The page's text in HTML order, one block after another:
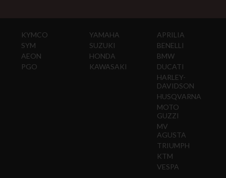
KYMCO
SYM
AEON
PGO
YAMAHA
SUZUKI
HONDA
KAWASAKI
APRILIA
BENELLI
BMW
DUCATI
HARLEY-
DAVIDSON
HUSQVARNA
MOTO
GUZZI
MV
AGUSTA
TRIUMPH
KTM
VESPA